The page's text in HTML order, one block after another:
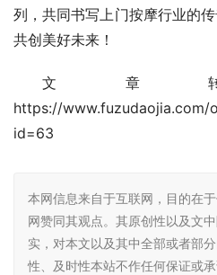
列，共同书写上门按摩行业的
共创美好未来！
文章
https://
id=63
本网信息来自于互联网，目的在
网赞同其观点。其原创性以及文
实，对本文以及其中全部或者部
性、及时性本站不作任何保证或